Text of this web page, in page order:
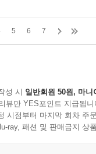
5 6 7
성 시 일반회원 50원, 마니
뷰만 YES포인트 지급됩니
시점부터 마지막 회차 주
ray, 패션 및 판매금지 상